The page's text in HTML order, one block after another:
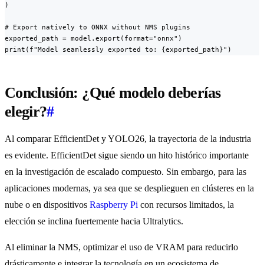
)
# Export natively to ONNX without NMS plugins
exported_path = model.export(format="onnx")
print(f"Model seamlessly exported to: {exported_path}")
Conclusión: ¿Qué modelo deberías
elegir?#
Al comparar EfficientDet y YOLO26, la trayectoria de la industria
es evidente. EfficientDet sigue siendo un hito histórico importante
en la investigación de escalado compuesto. Sin embargo, para las
aplicaciones modernas, ya sea que se desplieguen en clústeres en la
nube o en dispositivos Raspberry Pi con recursos limitados, la
elección se inclina fuertemente hacia Ultralytics.
Al eliminar la NMS, optimizar el uso de VRAM para reducirlo